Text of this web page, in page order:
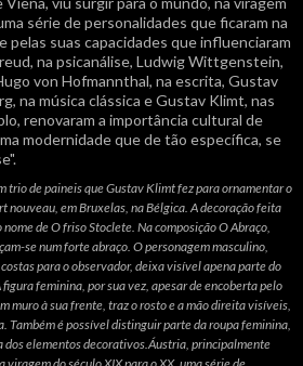
trio de paineis que Gustav Klimt fez para ornamentar o
nouveau, em Bruxelas, na Bélgica. A decoração feita
de O friso Stoclete. Na composição O Abraço,
se num forte abraço. O personagem masculino,
para o observador, deixa visível apena parte do
feminina, por sua vez, apesar de encoberta pelo
muro à sua frente, traz o rosto e a mão direita visíveis,
Também é possível distinguir parte da roupa feminina,
dos elementos decorativos.Áustria, principalmente